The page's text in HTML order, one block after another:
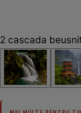
2 cascada